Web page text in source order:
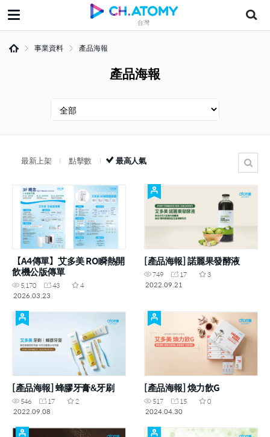
台灣
事業資料 產品海報
產品海報
最新上架 點擊數 最高人氣
【A4傳單】艾多美 RO瞬熱開
飲機公版傳單
5,170 43
4
2026.03.23
[產品海報] 諾麗果發酵液
749 17
3
2022.09.21
[產品海報] 蜂膠牙膏&牙刷
546 17
2
2022.09.08
[產品海報] 煥力飲G
517 15
0
2024.04.30